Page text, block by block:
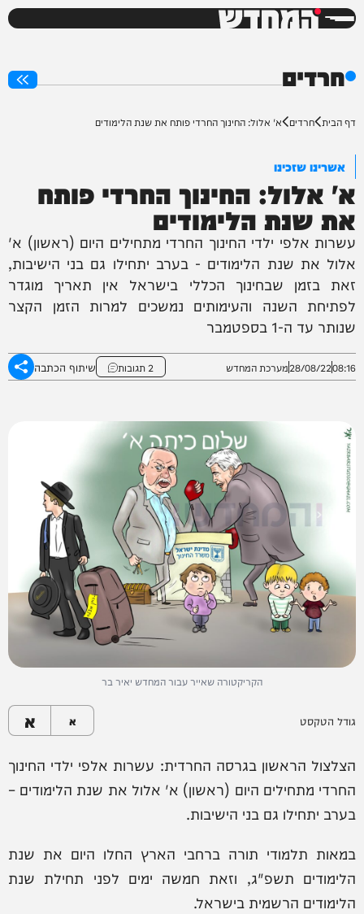
המחדש
חרדים
דף הבית חרדים א' אלול: החינוך החרדי פותח את שנת הלימודים
אשרינו שזכינו
א' אלול: החינוך החרדי פותח
את שנת הלימודים
עשרות אלפי ילדי החינוך החרדי מתחילים היום (ראשון) א'
אלול את שנת הלימודים - בערב יתחילו גם בני הישיבות,
זאת בזמן שבחינוך הכללי בישראל אין תאריך מוגדר
לפתיחת השנה והעימותים נמשכים למרות הזמן הקצר
שנותר עד ה-1 בספטמבר
08:16
28/08/22מערכת המחדש 2 תגובות שיתוף הכתבה
הקריקטורה שאייר עבור המחדש יאיר בר
גודל הטקסט א א
הצלצול הראשון בגרסה החרדית: עשרות אלפי ילדי החינוך
החרדי מתחילים היום (ראשון) א' אלול את שנת הלימודים –
בערב יתחילו גם בני הישיבות.
במאות תלמודי תורה ברחבי הארץ החלו היום את שנת
הלימודים תשפ"ג, וזאת חמשה ימים לפני תחילת שנת
הלימודים הרשמית בישראל.